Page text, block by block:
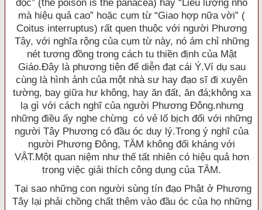
độc” (the poison is the panacea) hay “Liều lượng nhỏ
mà hiệu quả cao” hoặc cụm từ “Giao hợp nữa vời” (
Coitus interruptus) rất quen thuộc với người Phương
Tây, với nghĩa rộng của cụm từ này, nó ám chỉ những
nét tương đồng trong cách tu thiền định của Mật
Giáo.Ðây là phương tiện để diễn đạt cái Ý.Ví dụ sau
cùng là hình ảnh của một nhà sư hay đạo sĩ đi xuyên
tường, bay giữa hư không, hay ăn đất, ăn đá;không xa
lạ gì với cách nghĩ của người Phương Ðông.nhưng
những điều ấy nghe chừng có vẻ lố bịch đối với những
người Tây Phương có đầu óc duy lý.Trong ý nghĩ của
người Phương Ðông, TÂM không đối kháng với
VẬT.Một quan niệm như thế tất nhiên có hiệu quả hơn
trong việc giải thích công dụng của TÂM.
Tại sao những con người sùng tín đạo Phật ở Phương
Tây lại phải chồng chất thêm vào đầu óc của họ những